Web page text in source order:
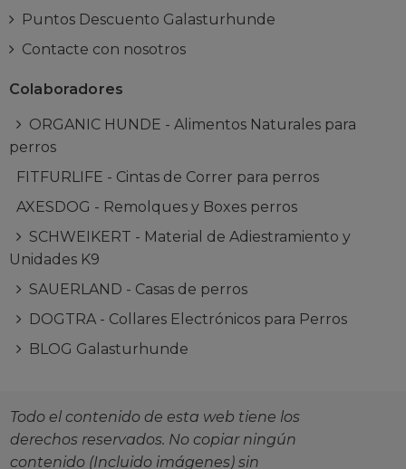
Puntos Descuento Galasturhunde
Contacte con nosotros
Colaboradores
ORGANIC HUNDE - Alimentos Naturales para
perros
FITFURLIFE - Cintas de Correr para perros
AXESDOG - Remolques y Boxes perros
SCHWEIKERT - Material de Adiestramiento y
Unidades K9
SAUERLAND - Casas de perros
DOGTRA - Collares Electrónicos para Perros
BLOG Galasturhunde
Todo el contenido de esta web tiene los
derechos reservados. No copiar ningún
contenido (Incluido imágenes) sin